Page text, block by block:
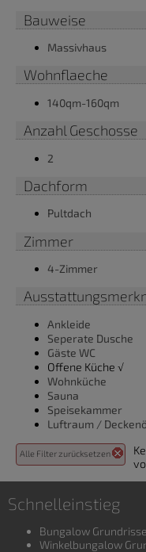
Bauweise
Massivhaus
Wohnflaeche
140qm-160qm
Anzahl Geschosse
2
Dachform
Pultdach
Zimmer
4-Zimmer
Ankleide
Seperate Dusche
Gäste WC
Offene Küche √
Wohnküche
Sauna
Speisekammer
Luftraum /
Alle Filter zurücksetzen
Schnelleinstieg
Bungalow Grundrisse
Winkelbungalow